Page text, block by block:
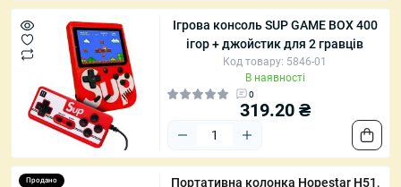
Ігрова консоль SUP GAME BOX 400
ігор + джойстик для 2 гравців
Код товару: 5846-01
В наявності
0
319.20 ₴
Продано Портативна колонка Hopestar H51,